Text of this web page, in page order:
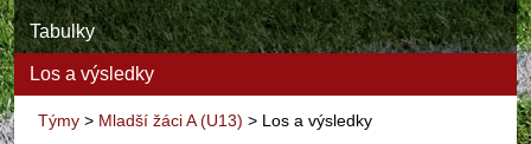
Tabulky
Los a výsledky
Týmy > Mladší žáci A (U13) > Los a výsledky